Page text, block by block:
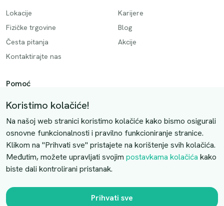
Lokacije
Fizičke trgovine
Česta pitanja
Kontaktirajte nas
Karijere
Blog
Akcije
Pomoć
Način plaćanja
Dostava
Povrati i otkazivanje
Uslovi kupovine
Kontaktirajte nas
Slobodno nas kontaktirajte putem e-maila:
Koristimo kolačiće!
Na našoj web stranici koristimo kolačiće kako bismo osigurali
osnovne funkcionalnosti i pravilno funkcioniranje stranice.
Klikom na "Prihvati sve" pristajete na korištenje svih kolačića.
Međutim, možete upravljati svojim postavkama kolačića kako
biste dali kontrolirani pristanak.
Prihvati sve